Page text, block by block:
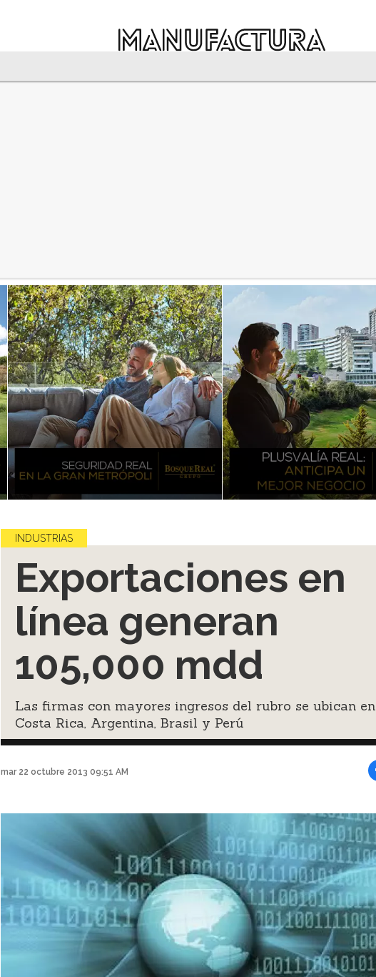
INDUSTRIAS
Exportaciones en
línea generan
105,000 mdd
Las firmas con mayores ingresos del rubro se ubican en
Costa Rica, Argentina, Brasil y Perú
mar 22 octubre 2013 09:51 AM